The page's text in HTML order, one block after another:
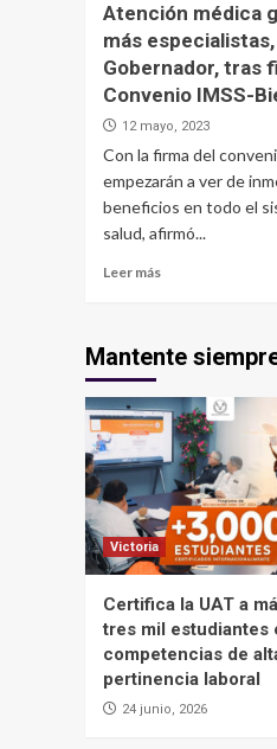
Atención médica
más
Gobernador, tras
Convenio IMSS-
12 mayo, 2023
Con la firma del
empezarán a ver de
beneficios en todo el
salud, afirmó...
Leer más
Mantente
Victoria
Certifica la UAT a
tres mil estudiantes
competencias de
pertinencia laboral
24 junio, 2026